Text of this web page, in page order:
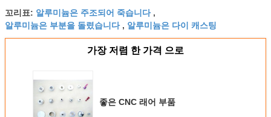
꼬리표: 알루미늄은 주조되어 죽습니다,
알루미늄은 부분을 돌렸습니다, 알루미늄은 다이 캐스팅
가장 저렴 한 가격 으로
좋은 CNC 래어 부품